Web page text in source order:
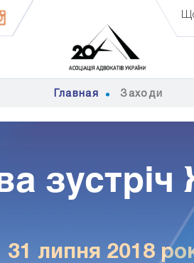
Главная Заходи
31 липня 2018